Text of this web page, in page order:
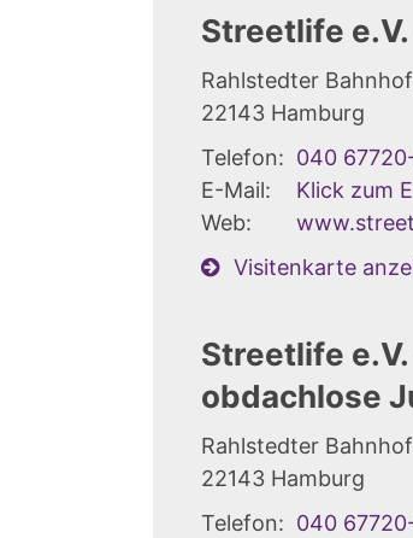
Streetlife
Rahlstedter
22143 Hamburg
Telefon: 040
E-Mail:
Klick zum
Web:
Visitenkarte
Streetlife
obdachlose
Rahlstedter
22143 Hamburg
Telefon: 040